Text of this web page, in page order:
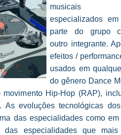
musicais
especializados
parte do grupo
outro integrante.
efeitos /
usados em
do gênero Dance
Hip-Hop (RAP),
evoluções tecnológicas
das especialidades como
das especialidades que